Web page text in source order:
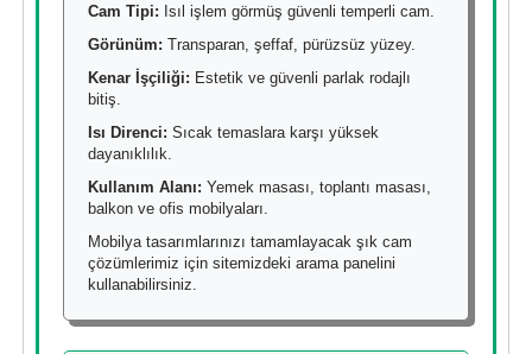
Cam Tipi: Isıl işlem görmüş güvenli temperli cam.
Görünüm: Transparan, şeffaf, pürüzsüz yüzey.
Kenar İşçiliği: Estetik ve güvenli parlak rodajlı
bitiş.
Isı Direnci: Sıcak temaslara karşı yüksek
dayanıklılık.
Kullanım Alanı: Yemek masası, toplantı masası,
balkon ve ofis mobilyaları.
Mobilya tasarımlarınızı tamamlayacak şık cam
çözümlerimiz için sitemizdeki arama panelini
kullanabilirsiniz.